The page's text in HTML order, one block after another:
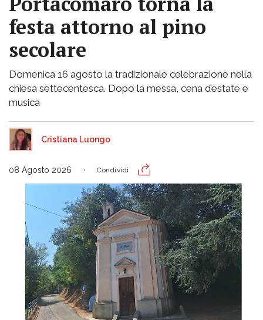
festa attorno al pino
secolare
Domenica 16 agosto la tradizionale celebrazione nella
chiesa settecentesca. Dopo la messa, cena d’estate e
musica
Cristiana Luongo
08 Agosto 2026 Condividi